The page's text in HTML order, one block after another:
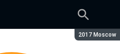
Сезон:
2017 Moscow